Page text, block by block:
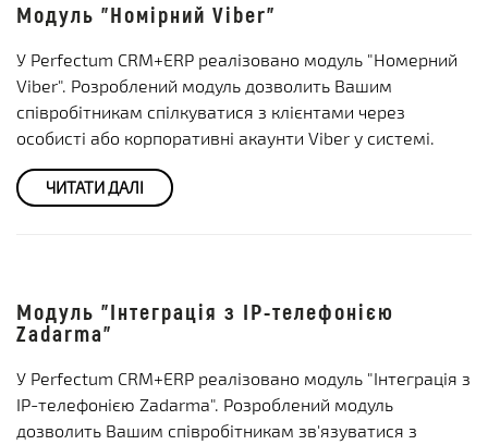
Модуль "Номірний Viber"
У Perfectum CRM+ERP реалізовано модуль "Номерний
Viber". Розроблений модуль дозволить Вашим
співробітникам спілкуватися з клієнтами через
особисті або корпоративні акаунти Viber у системі.
ЧИТАТИ ДАЛІ
Модуль "Інтеграція з IP-телефонією
Zadarma"
У Perfectum CRM+ERP реалізовано модуль "Інтеграція з
IP-телефонією Zadarma". Розроблений модуль
дозволить Вашим співробітникам зв'язуватися з